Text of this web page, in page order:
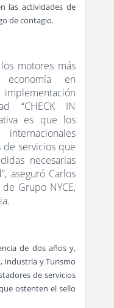
las actividades de
de contagio.
motores más
en
“CHECK IN
es que los
servicios que
necesarias
aseguró Carlos
Grupo NYCE,
de dos años y,
Industria y Turismo
de servicios
ostenten el sello